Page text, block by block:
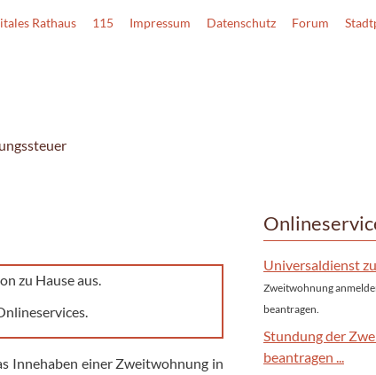
Rathaus 115 Impressum Datenschutz Forum
zu Hause aus.
Innehaben einer Zweitwohnung in
Universaldienst
Zweitwohnung
beantragen.
Stundung der
beantragen ...